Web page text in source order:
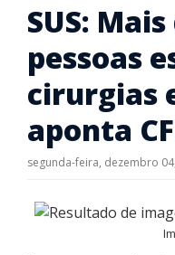
SUS:
pessoas
cirurgias
aponta
segunda-feira, dezembro